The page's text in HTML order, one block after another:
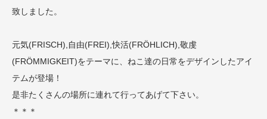
致しました。
元気(FRISCH),自由(FREI),快活(FRÖHLICH),敬虔
(FRÖMMIGKEIT)をテーマに、ねこ達の日常をデザインしたアイ
テムが登場！
是非たくさんの場所に連れて行ってあげて下さい。
＊＊＊